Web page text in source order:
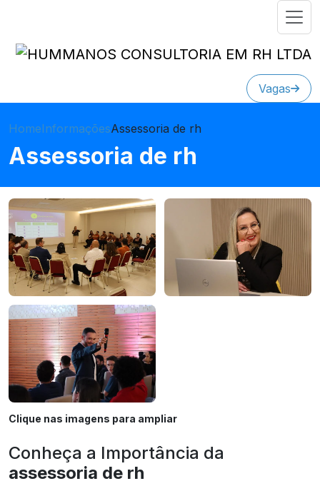
Vagas
HomeInformaçõesAssessoria de rh
Assessoria de rh
Clique nas imagens para ampliar
Conheça a Importância da
assessoria de rh